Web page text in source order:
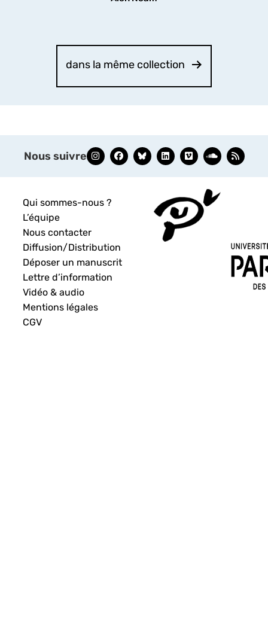
dans la même collection
Nous suivre
Qui sommes-nous ?
L’équipe
Nous contacter
Diffusion/Distribution
Déposer un manuscrit
Lettre d’information
Vidéo & audio
Mentions légales
CGV